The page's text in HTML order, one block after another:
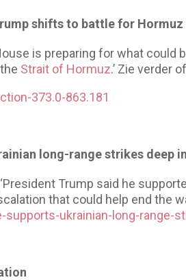
shifts to battle for Hormuz
is preparing for what
Strait of Hormuz.’ Zie verder of
373.0-863.181
long-range strikes deep
Trump said he
that could help end the
ukrainian-long-range-